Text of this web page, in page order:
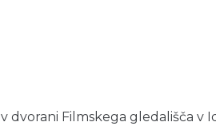
Filmskega gledališča v